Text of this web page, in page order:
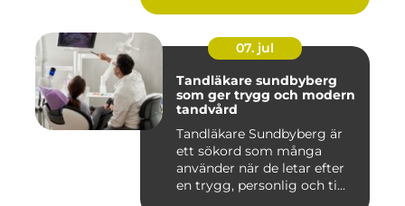
07. jul
Tandläkare sundbyberg
som ger trygg och modern
tandvård
Tandläkare Sundbyberg är
ett sökord som många
använder när de letar efter
en trygg, personlig och ti...